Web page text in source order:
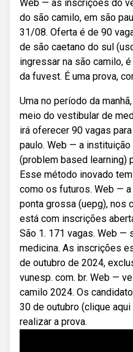
Web — as inscrições do
do são camilo, em são
31/08. Oferta é de 90
de são caetano do sul
ingressar na são camilo,
da fuvest. É uma prova,
Uma no período da
meio do vestibular de
irá oferecer 90 vagas
paulo. Web — a
(problem based learning)
Esse método inovado
como os futuros. Web —
ponta grossa (uepg), nos
está com inscrições
São 1. 171 vagas. Web —
medicina. As inscrições
de outubro de 2024,
vunesp. com. br. Web —
camilo 2024. Os
30 de outubro (clique
realizar a prova.